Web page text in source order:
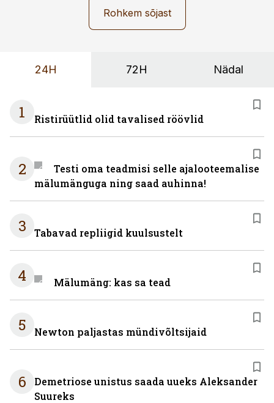
Rohkem sõjast
24H 72H Nädal
1 Ristirüütlid olid tavalised röövlid
2
Testi oma teadmisi selle ajalooteemalise
mälumänguga ning saad auhinna!
3 Tabavad repliigid kuulsustelt
4 Mälumäng: kas sa tead
5 Newton paljastas mündivõltsijaid
6
Demetriose unistus saada uueks Aleksander
Suureks